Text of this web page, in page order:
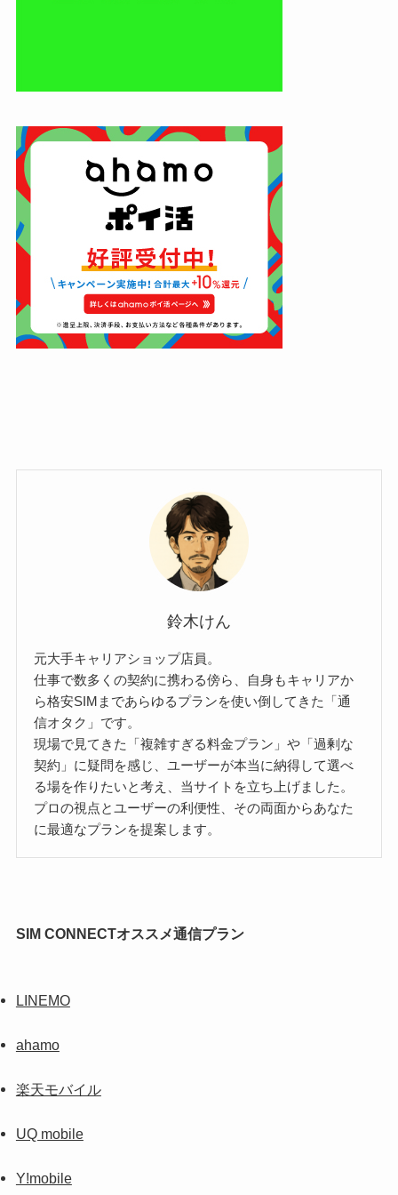
鈴木けん
元大手キャリアショップ店員。
仕事で数多くの契約に携わる傍ら、自身もキャリアか
ら格安SIMまであらゆるプランを使い倒してきた「通
信オタク」です。
現場で見てきた「複雑すぎる料金プラン」や「過剰な
契約」に疑問を感じ、ユーザーが本当に納得して選べ
る場を作りたいと考え、当サイトを立ち上げました。
プロの視点とユーザーの利便性、その両面からあなた
に最適なプランを提案します。
SIM CONNECTオススメ通信プラン
LINEMO
ahamo
楽天モバイル
UQ mobile
Y!mobile